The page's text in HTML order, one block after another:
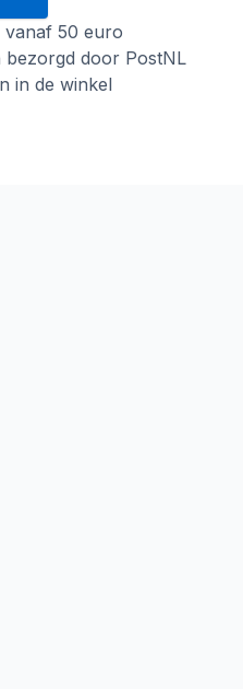
vanaf 50 euro
bezorgd door PostNL
in de winkel